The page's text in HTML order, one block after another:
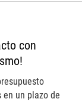
con
un plazo de